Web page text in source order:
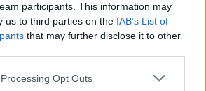
participants. This information may
us to third parties on the IAB’s List of
that may further disclose it to other
Opt Outs
θα παρουσιάσουμε όλα τα
βιογραφικού του, ότι
της ομάδας
κορυφαίων τενιστών,